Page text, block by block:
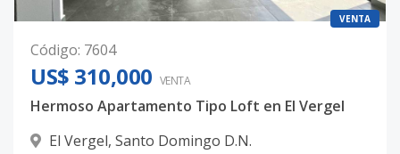
VENTA
Código: 7604
US$ 310,000 VENTA
Hermoso Apartamento Tipo Loft en El Vergel
El Vergel, Santo Domingo D.N.